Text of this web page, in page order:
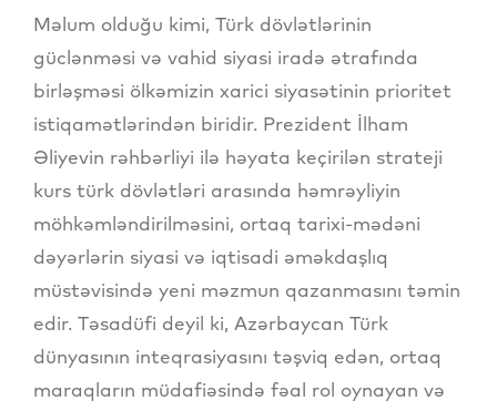
Məlum olduğu kimi, Türk dövlətlərinin
güclənməsi və vahid siyasi iradə ətrafında
birləşməsi ölkəmizin xarici siyasətinin prioritet
istiqamətlərindən biridir. Prezident İlham
Əliyevin rəhbərliyi ilə həyata keçirilən strateji
kurs türk dövlətləri arasında həmrəyliyin
möhkəmləndirilməsini, ortaq tarixi-mədəni
dəyərlərin siyasi və iqtisadi əməkdaşlıq
müstəvisində yeni məzmun qazanmasını təmin
edir. Təsadüfi deyil ki, Azərbaycan Türk
dünyasının inteqrasiyasını təşviq edən, ortaq
maraqların müdafiəsində fəal rol oynayan və